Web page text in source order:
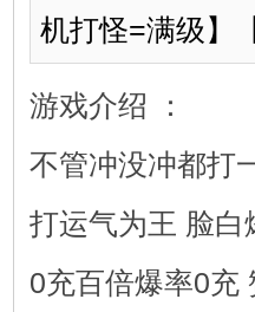
机打怪=满级】
游戏介绍 ：
不管冲没冲都打
打运气为王 脸白
0充百倍爆率0充